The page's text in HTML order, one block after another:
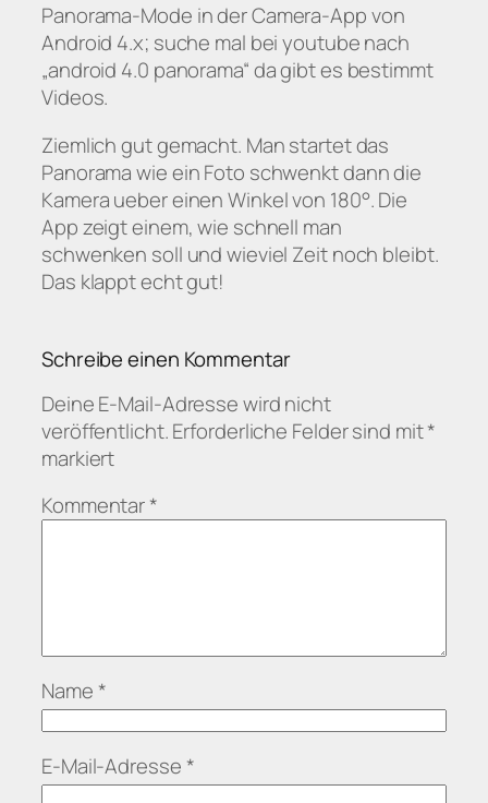
Panorama-Mode in der Camera-App von
Android 4.x; suche mal bei youtube nach
„android 4.0 panorama“ da gibt es bestimmt
Videos.
Ziemlich gut gemacht. Man startet das
Panorama wie ein Foto schwenkt dann die
Kamera ueber einen Winkel von 180°. Die
App zeigt einem, wie schnell man
schwenken soll und wieviel Zeit noch bleibt.
Das klappt echt gut!
Schreibe einen Kommentar
Deine E-Mail-Adresse wird nicht
veröffentlicht.Erforderliche Felder sind mit*
markiert
Kommentar*
Name *
E-Mail-Adresse *